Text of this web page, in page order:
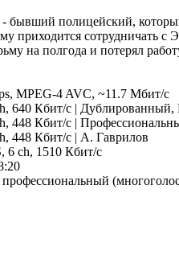
бывший полицейский,
приходится сотрудничать с
на полгода и потерял
MPEG-4 AVC, ~11.7 Мбит/с
640 Кбит/с |
448 Кбит/с |
448 Кбит/с | А. Гаврилов
6 ch, 1510 Кбит/с